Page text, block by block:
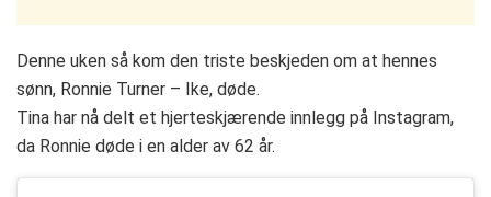
Denne uken så kom den triste beskjeden om at hennes
sønn, Ronnie Turner – Ike, døde.
Tina har nå delt et hjerteskjærende innlegg på Instagram,
da Ronnie døde i en alder av 62 år.